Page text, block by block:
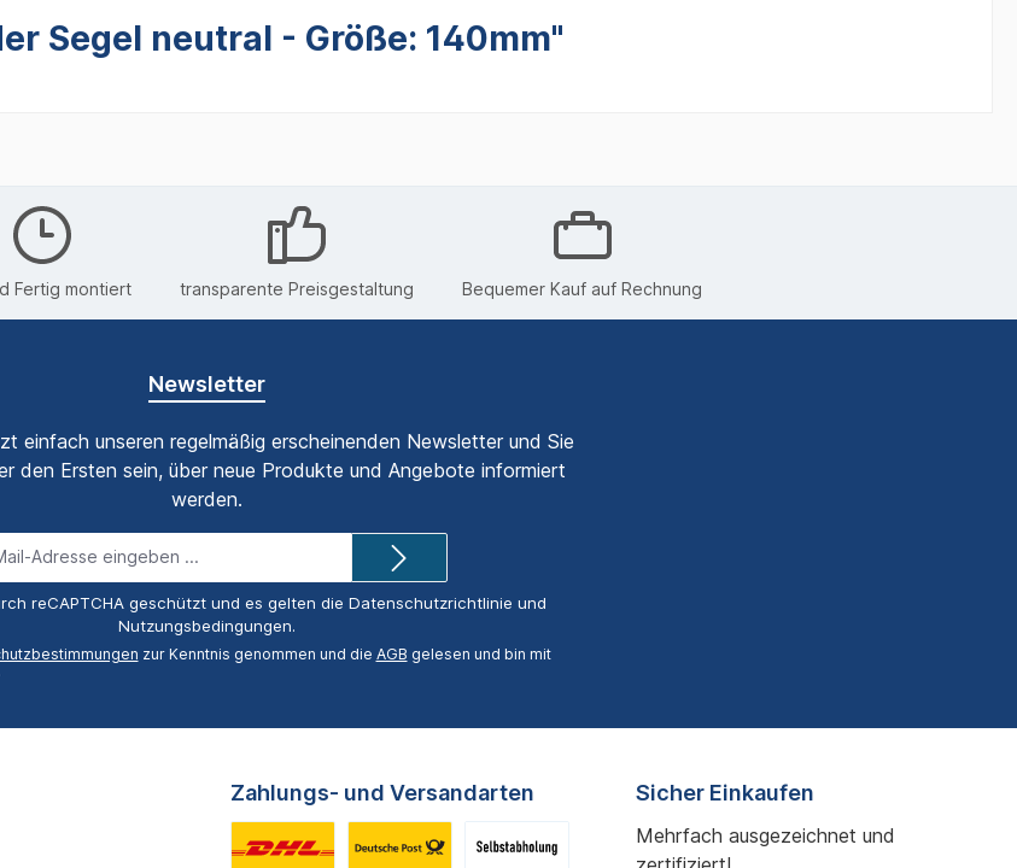
Segel neutral - Größe: 140mm"
Fertig montiert transparente Preisgestaltung Bequemer Kauf auf Rechnung
Newsletter
einfach unseren regelmäßig erscheinenden Newsletter und Sie
den Ersten sein, über neue Produkte und Angebote informiert
werden.
Mail-
Adresse*
reCAPTCHA geschützt und es gelten die Datenschutzrichtlinie und
Nutzungsbedingungen.
zur Kenntnis genommen und die AGB gelesen und bin mit
Zahlungs- und Versandarten Sicher Einkaufen
Mehrfach ausgezeichnet und